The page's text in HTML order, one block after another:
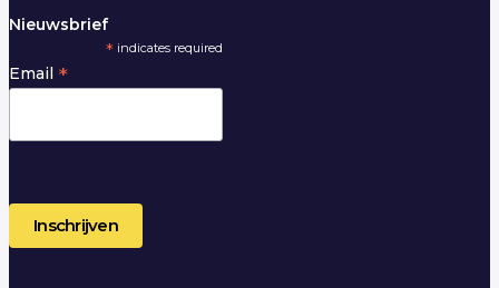
Nieuwsbrief
* indicates required
Email *